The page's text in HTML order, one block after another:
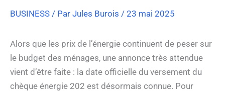
BUSINESS / Par Jules Burois / 23 mai 2025
Alors que les prix de l’énergie continuent de peser sur
le budget des ménages, une annonce très attendue
vient d’être faite : la date officielle du versement du
chèque énergie 202 est désormais connue. Pour